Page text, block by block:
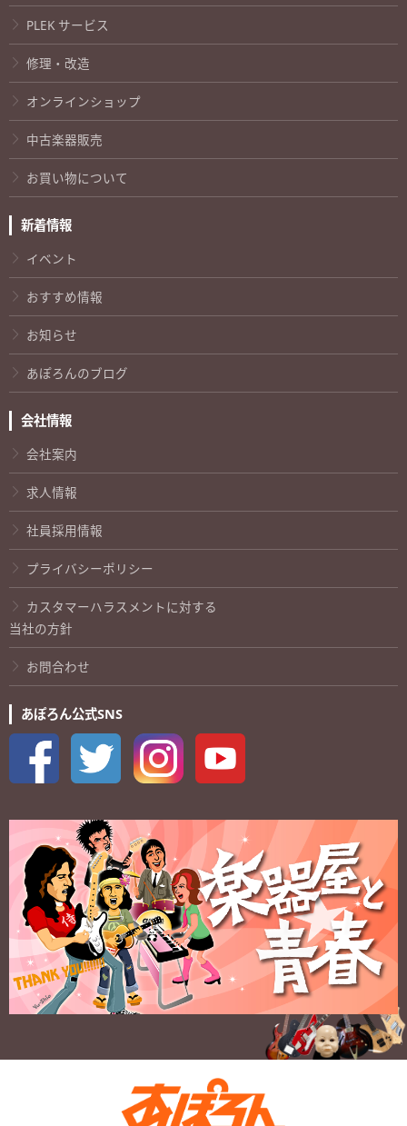
PLEK サービス
修理・改造
オンラインショップ
中古楽器販売
お買い物について
新着情報
イベント
おすすめ情報
お知らせ
あぽろんのブログ
会社情報
会社案内
求人情報
社員採用情報
プライバシーポリシー
カスタマーハラスメントに対する
当社の方針
お問合わせ
あぽろん公式SNS